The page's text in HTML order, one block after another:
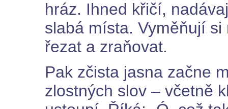
hráz. Ihned křičí,
slabá místa. Vyměňují
řezat a zraňovat.
Pak zčista jasna začne
zlostných slov – včetně